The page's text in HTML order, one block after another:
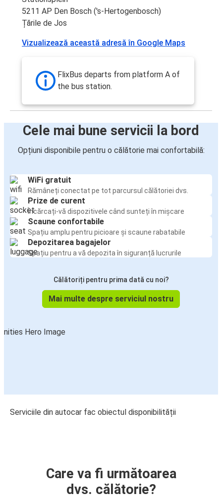
5211 AP Den Bosch ('s-Hertogenbosch)
Țările de Jos
Vizualizează această adresă în Google Maps
FlixBus departs from platform A of
the bus station.
Cele mai bune servicii la bord
Opțiuni disponibile pentru o călătorie mai confortabilă:
WiFi gratuit
Rămâneți conectat pe tot parcursul călătoriei dvs.
Prize de curent
Încărcați-vă dispozitivele când sunteți în mișcare
Scaune confortabile
Spațiu amplu pentru picioare și scaune rabatabile
Depozitarea bagajelor
Spațiu pentru a vă depozita în siguranță lucrurile
Călătoriți pentru prima dată cu noi?
Mai multe despre serviciul nostru
Serviciile din autocar fac obiectul disponibilității
Care va fi următoarea
dvs. călătorie?